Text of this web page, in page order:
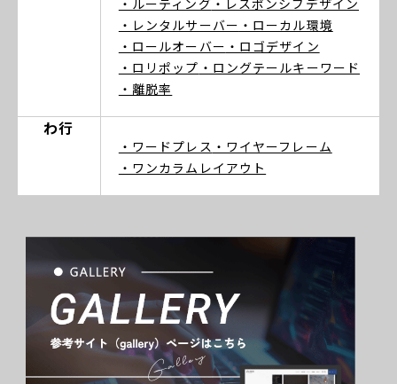
・ルーティング ・レスポンシブデザイン
・レンタルサーバー ・ローカル環境
・ロールオーバー ・ロゴデザイン
・ロリポップ ・ロングテールキーワード
・離脱率
わ行
・ワードプレス ・ワイヤーフレーム
・ワンカラムレイアウト
Gallery